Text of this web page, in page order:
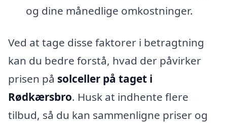
og dine månedlige omkostninger.
Ved at tage disse faktorer i betragtning
kan du bedre forstå, hvad der påvirker
prisen på solceller på taget i
Rødkærsbro. Husk at indhente flere
tilbud, så du kan sammenligne priser og